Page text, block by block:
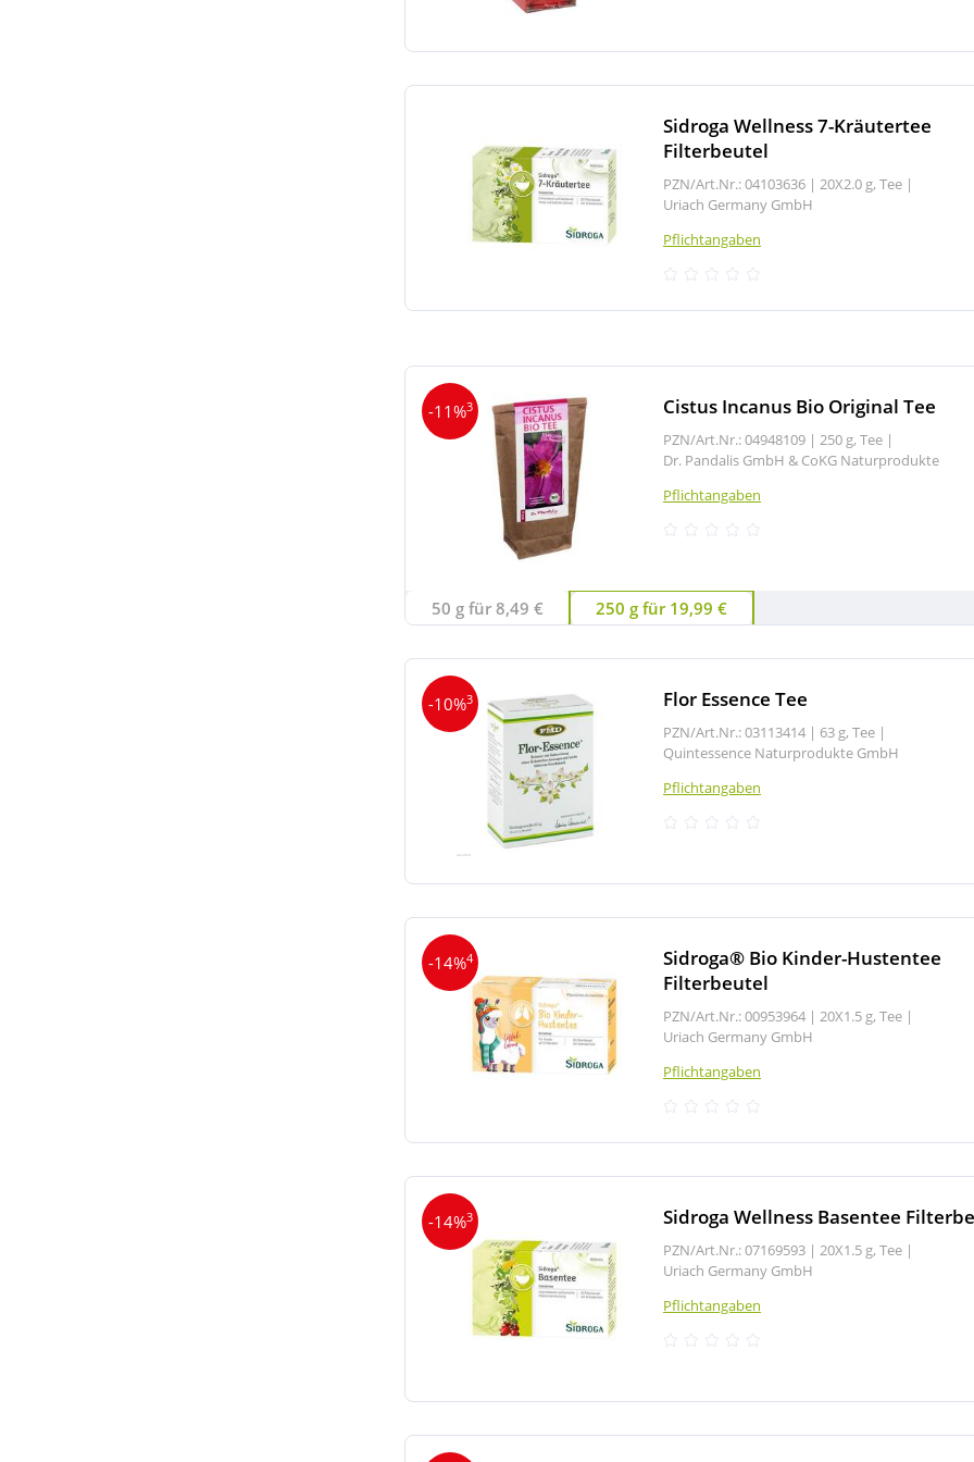
Sidroga Wellness 7-Kräutertee
Filterbeutel
PZN/Art.Nr.: 04103636 | 20X2.0 g, Tee |
Uriach Germany GmbH
Pflichtangaben
-11%3 Cistus Incanus Bio Original Tee
PZN/Art.Nr.: 04948109 | 250 g, Tee |
Dr. Pandalis GmbH & CoKG Naturprodukte
Pflichtangaben
50 g für 8,49 € 250 g für 19,99 €
-10%3 Flor Essence Tee
PZN/Art.Nr.: 03113414 | 63 g, Tee |
Quintessence Naturprodukte GmbH
Pflichtangaben
-14%4
Sidroga® Bio Kinder-Hustentee
Filterbeutel
PZN/Art.Nr.: 00953964 | 20X1.5 g, Tee |
Uriach Germany GmbH
Pflichtangaben
-14%3 Sidroga Wellness Basentee
PZN/Art.Nr.: 07169593 | 20X1.5 g, Tee |
Uriach Germany GmbH
Pflichtangaben